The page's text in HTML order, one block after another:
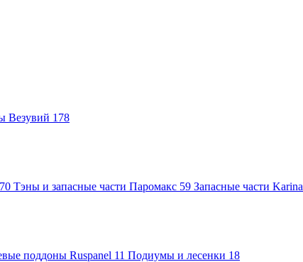
Везувий 178
70 Тэны и запасные части Паромакс 59 Запасные части Karina
поддоны Ruspanel 11 Подиумы и лесенки 18